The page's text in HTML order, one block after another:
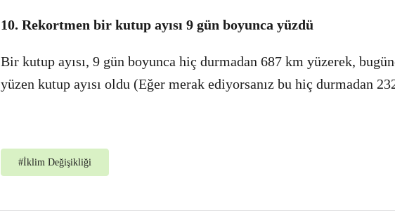
10. Rekortmen bir kutup ayısı 9 gün boyunca yüzdü
Bir kutup ayısı, 9 gün boyunca hiç durmadan 687 km yüzerek,
yüzen kutup ayısı oldu (Eğer merak ediyorsanız bu hiç durmadan
#İklim Değişikliği